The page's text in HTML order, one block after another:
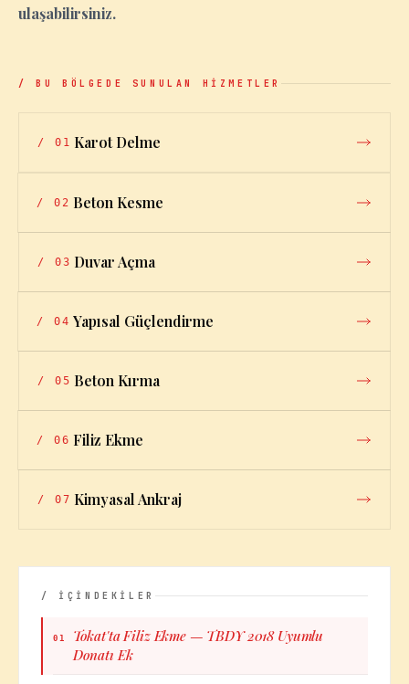
ulaşabilirsiniz.
/ BU BÖLGEDE SUNULAN HİZMETLER
/ 01 Karot Delme
/ 02 Beton Kesme
/ 03 Duvar Açma
/ 04 Yapısal Güçlendirme
/ 05 Beton Kırma
/ 06 Filiz Ekme
/ 07 Kimyasal Ankraj
/ İÇİNDEKİLER
01
Tokat'ta Filiz Ekme — TBDY 2018 Uyumlu
Donatı Ek